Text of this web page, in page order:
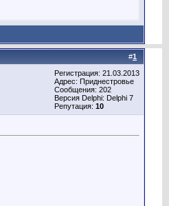
#1
Регистрация: 21.03.2013
Адрес: Приднестровье
Сообщения: 202
Версия Delphi: Delphi 7
Репутация: 10